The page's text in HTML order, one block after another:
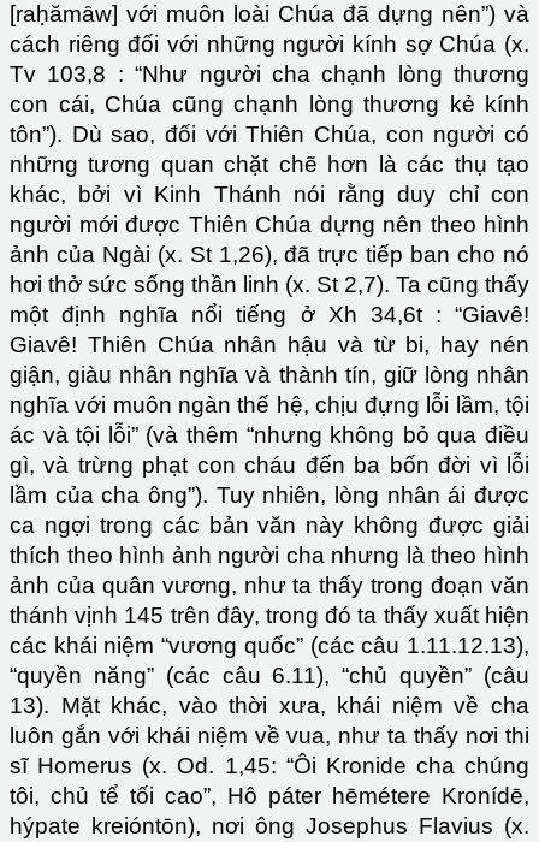
[raḥămȃw] với muôn loài Chúa đã dựng nên”) và
cách riêng đối với những người kính sợ Chúa (x.
Tv 103,8 : “Như người cha chạnh lòng thương
con cái, Chúa cũng chạnh lòng thương kẻ kính
tôn”). Dù sao, đối với Thiên Chúa, con người có
những tương quan chặt chẽ hơn là các thụ tạo
khác, bởi vì Kinh Thánh nói rằng duy chỉ con
người mới được Thiên Chúa dựng nên theo hình
ảnh của Ngài (x. St 1,26), đã trực tiếp ban cho nó
hơi thở sức sống thần linh (x. St 2,7). Ta cũng thấy
một định nghĩa nổi tiếng ở Xh 34,6t : “Giavê!
Giavê! Thiên Chúa nhân hậu và từ bi, hay nén
giận, giàu nhân nghĩa và thành tín, giữ lòng nhân
nghĩa với muôn ngàn thế hệ, chịu đựng lỗi lầm, tội
ác và tội lỗi” (và thêm “nhưng không bỏ qua điều
gì, và trừng phạt con cháu đến ba bốn đời vì lỗi
lầm của cha ông”). Tuy nhiên, lòng nhân ái được
ca ngợi trong các bản văn này không được giải
thích theo hình ảnh người cha nhưng là theo hình
ảnh của quân vương, như ta thấy trong đoạn văn
thánh vịnh 145 trên đây, trong đó ta thấy xuất hiện
các khái niệm “vương quốc” (các câu 1.11.12.13),
“quyền năng” (các câu 6.11), “chủ quyền” (câu
13). Mặt khác, vào thời xưa, khái niệm về cha
luôn gắn với khái niệm về vua, như ta thấy nơi thi
sĩ Homerus (x. Od. 1,45: “Ôi Kronide cha chúng
tôi, chủ tể tối cao”, Hô páter hēmétere Kronídē,
hýpate kreióntōn), nơi ông Josephus Flavius (x.